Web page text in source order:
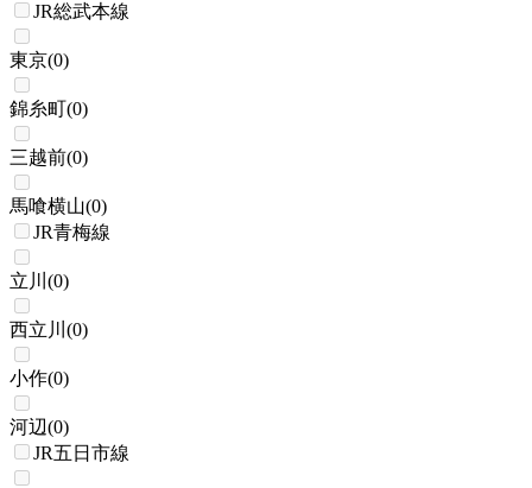
JR総武本線
東京(0)
錦糸町(0)
三越前(0)
馬喰横山(0)
JR青梅線
立川 (0)
西立川 (0)
小作(0)
河辺(0)
JR五日市線